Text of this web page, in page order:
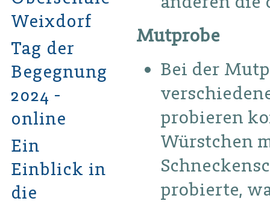
Mutprobe
Bei der
probieren
Würstchen
probierte,
Weixdorf
Tag der
Begegnung
2024 -
online
Ein
Einblick in
die